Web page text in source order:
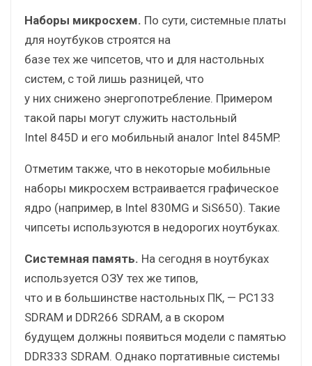
Наборы микросхем. По сути, системные платы
для ноутбуков строятся на
базе тех же чипсетов, что и для настольных
систем, с той лишь разницей, что
у них снижено энергопотребление. Примером
такой пары могут служить настольный
Intel 845D и его мобильный аналог Intel 845MP.
Отметим также, что в некоторые мобильные
наборы микросхем встраивается графическое
ядро (например, в Intel 830MG и SiS650). Такие
чипсеты используются в недорогих ноутбуках.
Системная память. На сегодня в ноутбуках
используется ОЗУ тех же типов,
что и в большинстве настольных ПК, — PC133
SDRAM и DDR266 SDRAM, а в скором
будущем должны появиться модели с памятью
DDR333 SDRAM. Однако портативные системы